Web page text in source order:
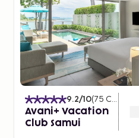
9.2/10(75 Classificações
Avani+ Vacation
Club Samui